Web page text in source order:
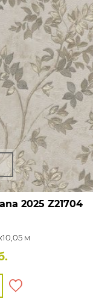
2025 Z21704
м